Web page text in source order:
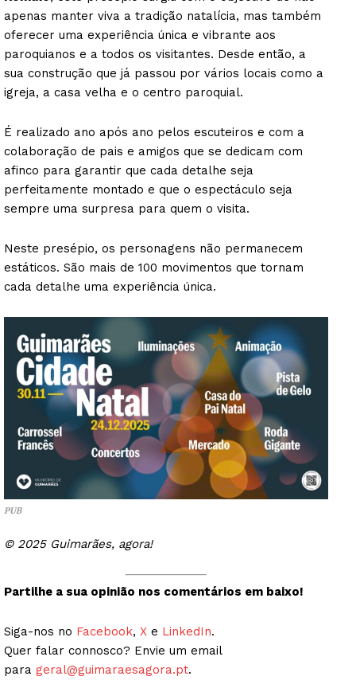
apenas manter viva a tradição natalícia, mas também
oferecer uma experiência única e vibrante aos
paroquianos e a todos os visitantes. Desde então, a
sua construção que já passou por vários locais como a
igreja, a casa velha e o centro paroquial.
É realizado ano após ano pelos escuteiros e com a
colaboração de pais e amigos que se dedicam com
afinco para garantir que cada detalhe seja
perfeitamente montado e que o espectáculo seja
sempre uma surpresa para quem o visita.
Neste presépio, os personagens não permanecem
estáticos. São mais de 100 movimentos que tornam
cada detalhe uma experiência única.
PUB
© 2025 Guimarães, agora!
Partilhe a sua opinião nos comentários em baixo!
Siga-nos no Facebook, X e LinkedIn.
Quer falar connosco? Envie um email
para geral@guimaraesagora.pt.